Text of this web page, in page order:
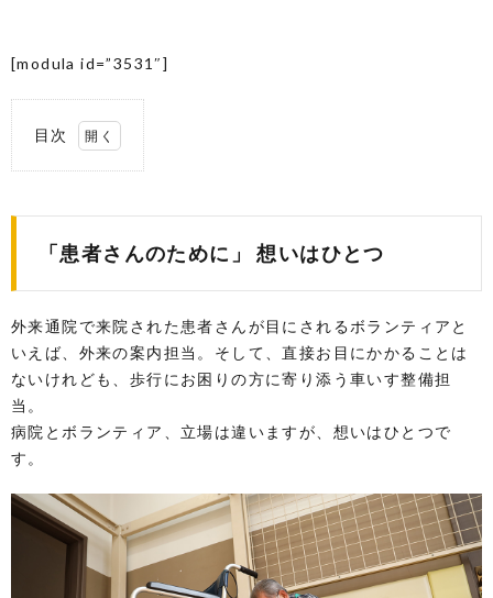
[modula id=”3531″]
目次
1.
者さ
ため
想い
とつ
車
い
整
備
ン
テ
ィ
外
「患者さんのために」 想いはひとつ
外来通院で来院された患者さんが目にされるボランティアと
いえば、外来の案内担当。そして、直接お目にかかることは
ないけれども、歩行にお困りの方に寄り添う車いす整備担
当。
病院とボランティア、立場は違いますが、想いはひとつで
す。